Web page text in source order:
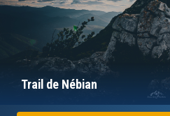
Trail de Nébian